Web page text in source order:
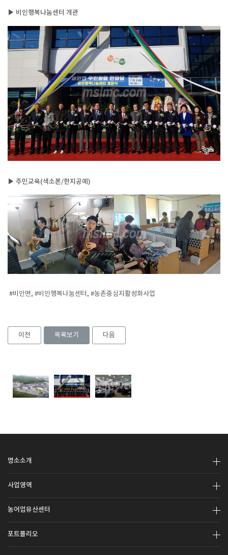
▶ 비인행복나눔센터 개관
▶ 주민교육(색소폰/한지공예)
#비인면, #비인행복나눔센터, #농촌중심지활성화사업
이전 목록보기 다음
명소소개
사업영역
농어업유산센터
포트폴리오